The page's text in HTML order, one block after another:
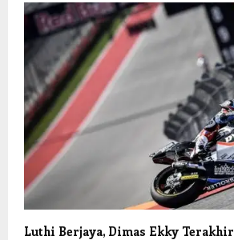
Luthi Berjaya, Dimas Ekky Terakhir